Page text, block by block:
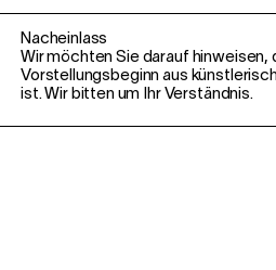
Nacheinlass
Wir möchten Sie darauf hinweisen,
Vorstellungsbeginn aus
ist.Wir bitten um Ihr Verständnis.